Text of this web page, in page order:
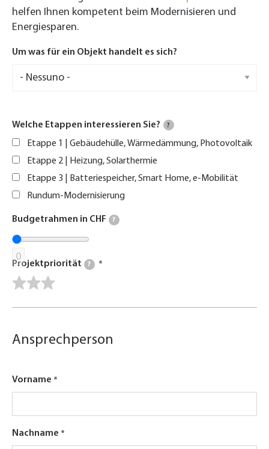
helfen Ihnen kompetent beim Modernisieren und
Energiesparen.
Um was für ein Objekt handelt es sich?
Welche Etappen interessieren Sie? ?
Etappe 1 | Gebäudehülle, Wärmedämmung, Photovoltaik
Etappe 2 | Heizung, Solarthermie
Etappe 3 | Batteriespeicher, Smart Home, e-Mobilität
Rundum-Modernisierung
Budgetrahmen in CHF ?
0
Projektpriorität ?
Ansprechperson
Vorname
Nachname